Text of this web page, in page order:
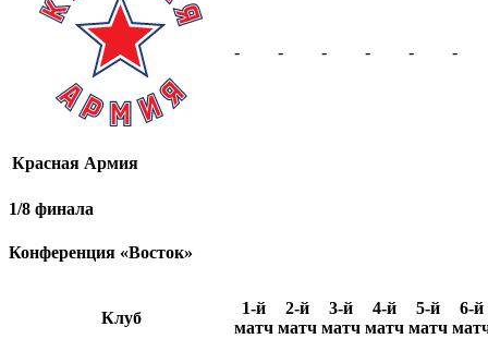
Красная Армия
- - - - - -
1/8 финала
Конференция «Восток»
Клуб
1-й
матч
2-й
матч
3-й
матч
4-й
матч
5-й
матч
6-й